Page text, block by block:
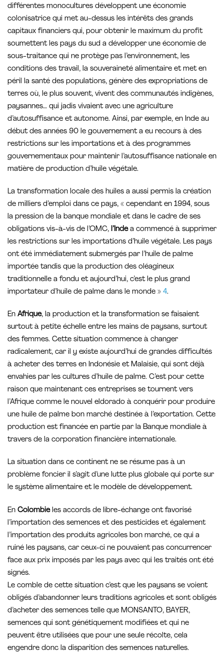
différentes monocultures développent une économie
colonisatrice qui met au-dessus les intérêts des grands
capitaux financiers qui, pour obtenir le maximum du profit
soumettent les pays du sud a développer une économie de
sous-traitance qui ne protège pas l’environnement, les
conditions des travail, la souveraineté alimentaire et met en
péril la santé des populations, génère des expropriations de
terres où, le plus souvent, vivent des communautés indigènes,
paysannes… qui jadis vivaient avec une agriculture
d’autosuffisance et autonome. Ainsi, par exemple, en Inde au
début des années 90 le gouvernement a eu recours à des
restrictions sur les importations et à des programmes
gouvernementaux pour maintenir l’autosuffisance nationale en
matière de production d’huile végétale.
La transformation locale des huiles a aussi permis la création
de milliers d’emploi dans ce pays, « cependant en 1994, sous
la pression de la banque mondiale et dans le cadre de ses
obligations vis-à-vis de l’OMC, l’Indea commencé à supprimer
les restrictions sur les importations d’huile végétale. Les pays
ont été immédiatement submergés par l’huile de palme
importée tandis que la production des oléagineux
traditionnelle a fondu et aujourd’hui, c’est le plus grand
importateur d’huile de palme dans le monde » 4.
En Afrique, la production et la transformation se faisaient
surtout à petite échelle entre les mains de paysans, surtout
des femmes. Cette situation commence à changer
radicalement, car il y existe aujourd’hui de grandes difficultés
à acheter des terres en Indonésie et Malaisie, qui sont déjà
envahies par les cultures d’huile de palme. C’est pour cette
raison que maintenant ces entreprises se tournent vers
l’Afrique comme le nouvel eldorado à conquérir pour produire
une huile de palme bon marché destinée à l’exportation. Cette
production est financée en partie par la Banque mondiale à
travers de la corporation financière internationale.
La situation dans ce continent ne se résume pas à un
problème foncier il s’agit d’une lutte plus globale qui porte sur
le système alimentaire et le modèle de développement.
En Colombieles accords de libre-échange ont favorisé
l’importation des semences et des pesticides et également
l’importation des produits agricoles bon marché, ce qui a
ruiné les paysans, car ceux-ci ne pouvaient pas concurrencer
face aux prix imposés par les pays avec qui les traités ont été
signés.
Le comble de cette situation c’est que les paysans se voient
obligés d’abandonner leurs traditions agricoles et sont obligés
d’acheter des semences telle que MONSANTO, BAYER,
semences qui sont génétiquement modifiées et qui ne
peuvent être utilisées que pour une seule récolte, cela
engendre donc la disparition des semences naturelles.